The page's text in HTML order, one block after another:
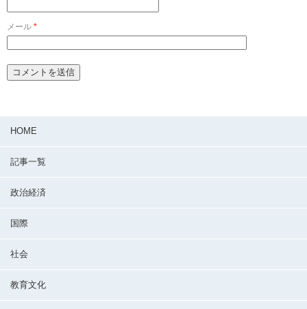
メール *
HOME
記事一覧
政治経済
国際
社会
教育文化